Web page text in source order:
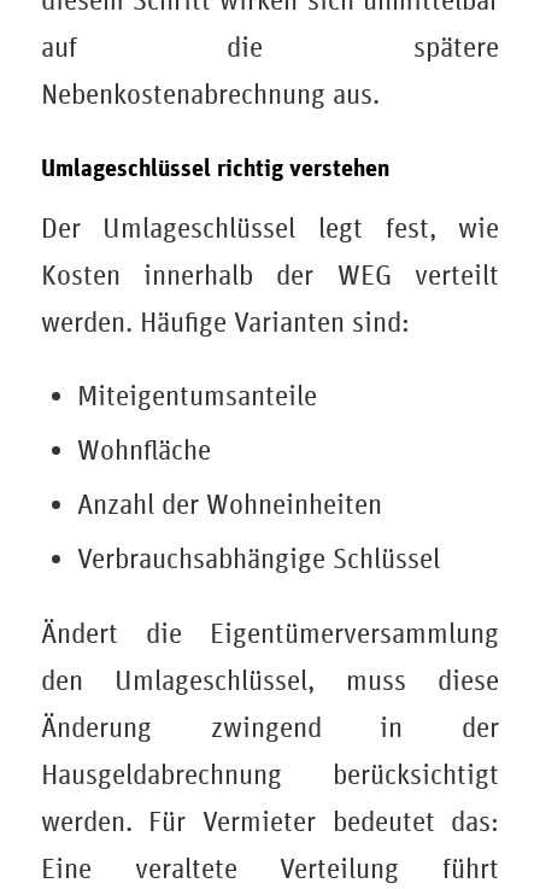
auf die spätere
Nebenkostenabrechnung aus.
Umlageschlüssel richtig verstehen
Der Umlageschlüssel legt fest, wie
Kosten innerhalb der WEG verteilt
werden. Häufige Varianten sind:
Miteigentumsanteile
Wohnfläche
Anzahl der Wohneinheiten
Verbrauchsabhängige Schlüssel
Ändert die Eigentümerversammlung
den Umlageschlüssel, muss diese
Änderung zwingend in der
Hausgeldabrechnung berücksichtigt
werden. Für Vermieter bedeutet das:
Eine veraltete Verteilung führt